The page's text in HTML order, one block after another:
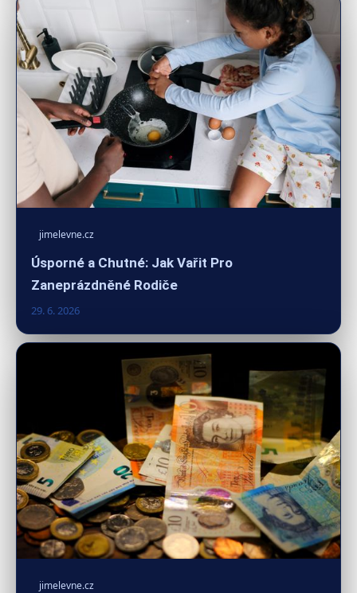
jimelevne.cz
Úsporné a Chutné: Jak Vařit Pro
Zaneprázdněné Rodiče
29. 6. 2026
jimelevne.cz